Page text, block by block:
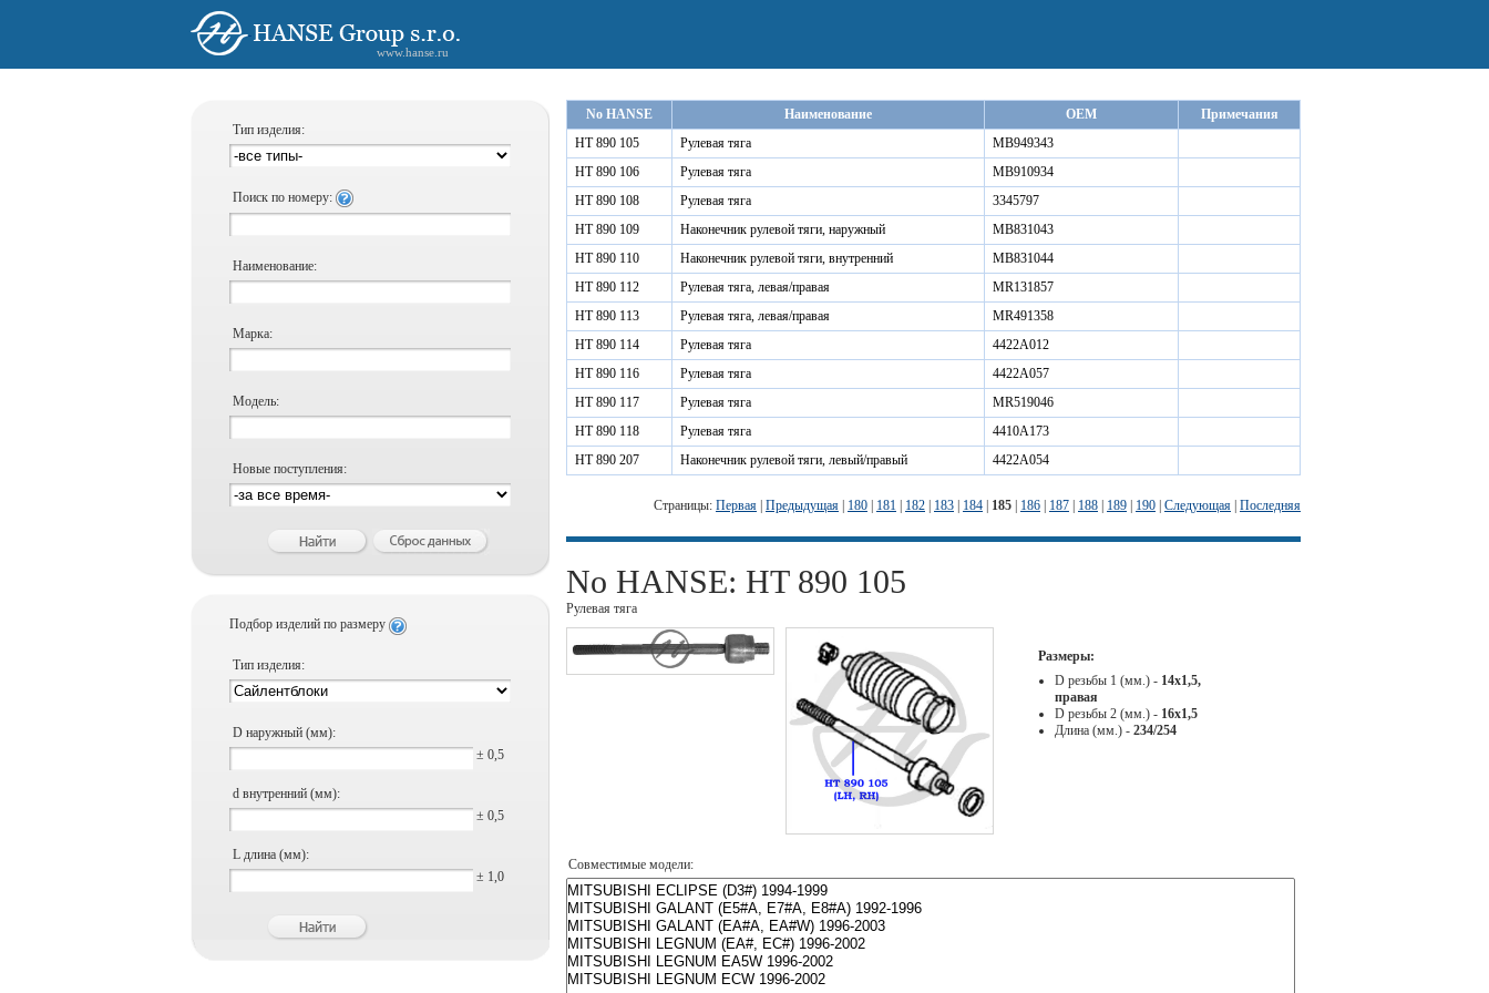
www.hanse.ru
Тип изделия:
Поиск по номеру:
Наименование:
Марка:
Модель:
Новые поступления:
Подбор изделий по размеру
Тип изделия:
D наружный (мм):
± 0,5
d внутренний (мм):
± 0,5
L длина (мм):
± 1,0
No HANSE Наименование OEM
Примечания
HT 890 105
Рулевая тяга
MB949343
HT 890 106
Рулевая тяга
MB910934
HT 890 108
Рулевая тяга
3345797
HT 890 109
Наконечник рулевой тяги, наружный
MB831043
HT 890 110
Наконечник рулевой тяги, внутренний
MB831044
HT 890 112
Рулевая тяга, левая/правая
MR131857
HT 890 113
Рулевая тяга, левая/правая
MR491358
HT 890 114
Рулевая тяга
4422A012
HT 890 116
Рулевая тяга
4422A057
HT 890 117
Рулевая тяга
MR519046
HT 890 118
Рулевая тяга
4410A173
HT 890 207
Наконечник рулевой тяги, левый/правый 4422A054
Страницы: Первая Предыдущая 180 181 182 183 184 185 186 187 188 189 190 Следующая Последняя
No HANSE: HT 890 105
Рулевая тяга
Размеры:
D резьбы 1 (мм.) - 14х1,5,
правая
D резьбы 2 (мм.) - 16х1,5
Длина (мм.) - 234/254
Совместимые модели: